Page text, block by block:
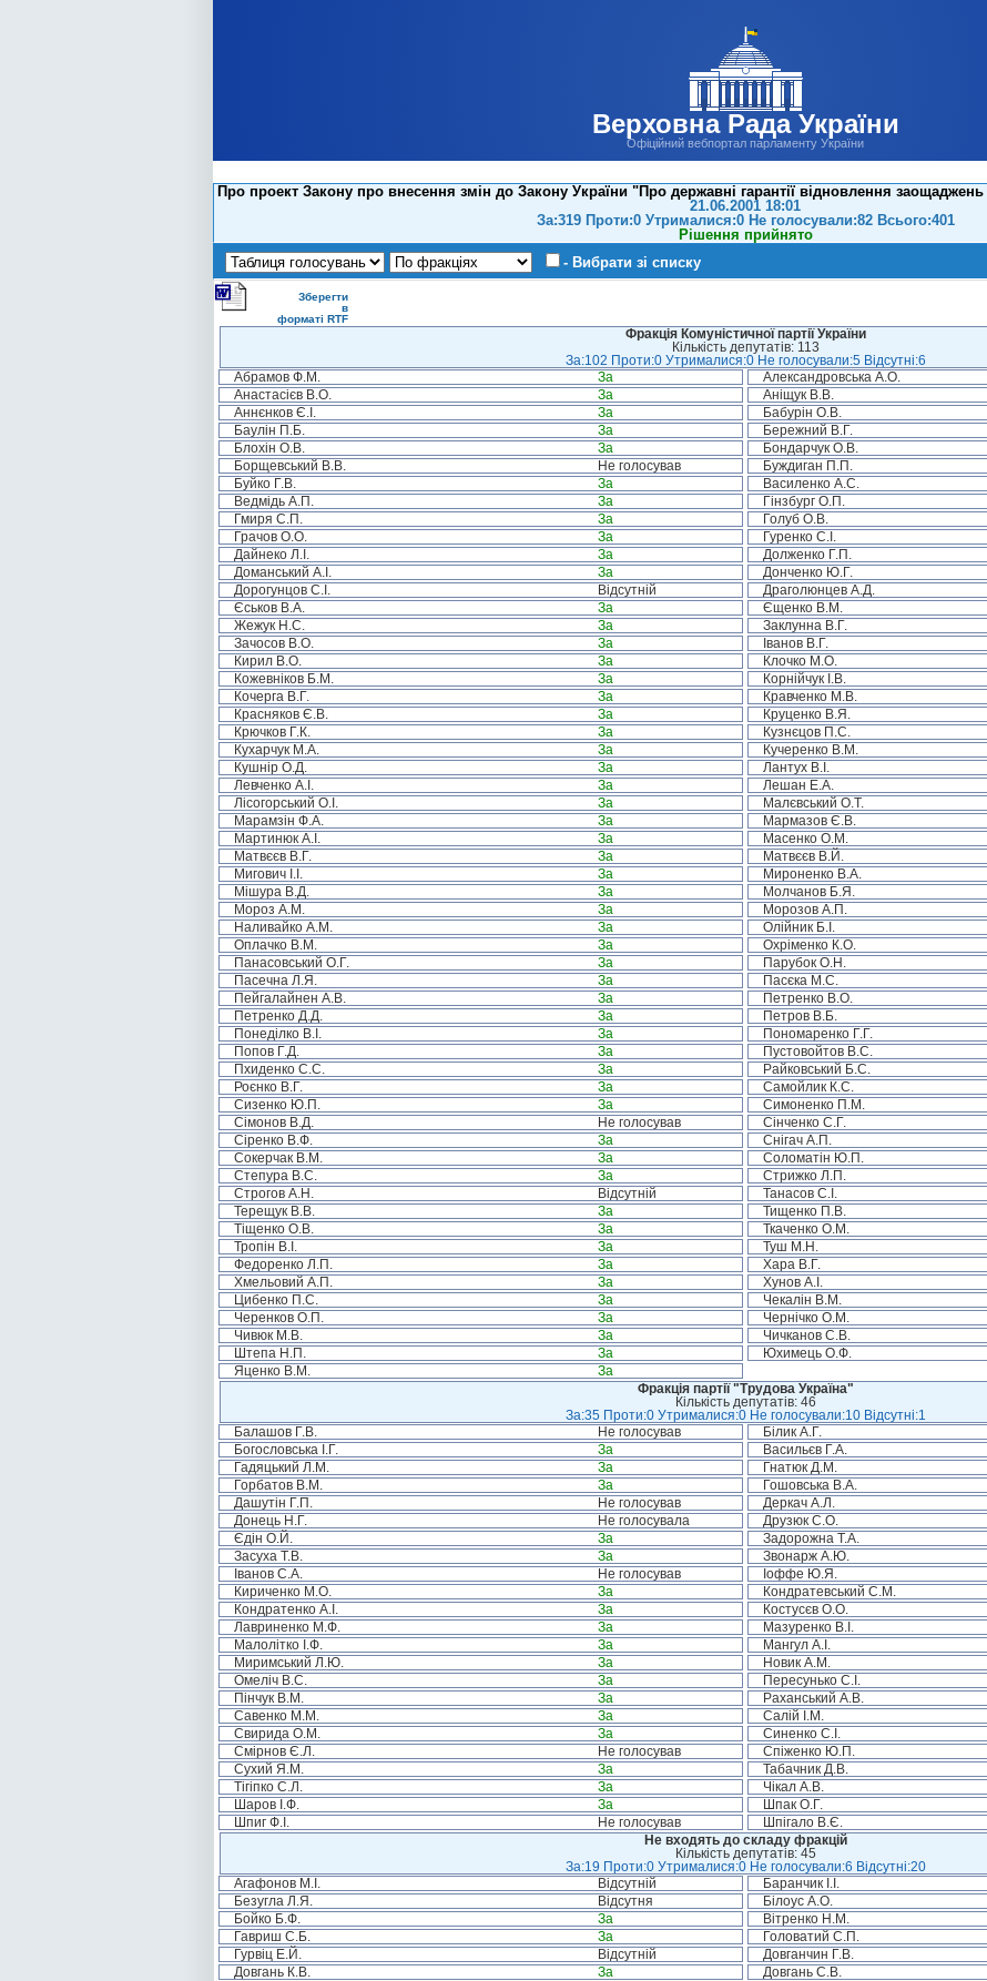
Верховна Рада України
Офіційний вебпортал парламенту України
Про проект Закону про внесення змін до Закону України "Про державні гарантії відновлення
21.06.2001 18:01
За:319 Проти:0 Утрималися:0 Не голосували:82 Всього:401
Рішення прийнято
- Вибрати зі списку
Зберегти
в
форматі RTF
Фракція Комуністичної партії України
Кількість депутатів: 113
За:102 Проти:0 Утрималися:0 Не голосували:5 Відсутні:6
Абрамов Ф.М.
За Александровська А.О.
Анастасієв В.О.
За Аніщук В.В.
Аннєнков Є.І.
За Бабурін О.В.
Баулін П.Б.
За Бережний В.Г.
Блохін О.В.
За Бондарчук О.В.
Борщевський В.В.
Не голосував Буждиган П.П.
Буйко Г.В.
За Василенко А.С.
Ведмідь А.П.
За Гінзбург О.П.
Гмиря С.П.
За Голуб О.В.
Грачов О.О.
За Гуренко С.І.
Дайнеко Л.І.
За Долженко Г.П.
Доманський А.І.
За Донченко Ю.Г.
Дорогунцов С.І.
Відсутній Драголюнцев А.Д.
Єськов В.А.
За Єщенко В.М.
Жежук Н.С.
За Заклунна В.Г.
Зачосов В.О.
За Іванов В.Г.
Кирил В.О.
За Клочко М.О.
Кожевніков Б.М.
За Корнійчук І.В.
Кочерга В.Г.
За Кравченко М.В.
Красняков Є.В.
За Круценко В.Я.
Крючков Г.К.
За Кузнєцов П.С.
Кухарчук М.А.
За Кучеренко В.М.
Кушнір О.Д.
За Лантух В.І.
Левченко А.І.
За Лешан Е.А.
Лісогорський О.І.
За Малєвський О.Т.
Марамзін Ф.А.
За Мармазов Є.В.
Мартинюк А.І.
За Масенко О.М.
Матвєєв В.Г.
За Матвєєв В.Й.
Мигович І.І.
За Мироненко В.А.
Мішура В.Д.
За Молчанов Б.Я.
Мороз А.М.
За Морозов А.П.
Наливайко А.М.
За Олійник Б.І.
Оплачко В.М.
За Охріменко К.О.
Панасовський О.Г.
За Парубок О.Н.
Пасечна Л.Я.
За Пасєка М.С.
Пейгалайнен А.В.
За Петренко В.О.
Петренко Д.Д.
За Петров В.Б.
Понеділко В.І.
За Пономаренко Г.Г.
Попов Г.Д.
За Пустовойтов В.С.
Пхиденко С.С.
За Райковський Б.С.
Роєнко В.Г.
За Самойлик К.С.
Сизенко Ю.П.
За Симоненко П.М.
Сімонов В.Д.
Не голосував Сінченко С.Г.
Сіренко В.Ф.
За Снігач А.П.
Сокерчак В.М.
За Соломатін Ю.П.
Степура В.С.
За Стрижко Л.П.
Строгов А.Н.
Відсутній Танасов С.І.
Терещук В.В.
За Тищенко П.В.
Тіщенко О.В.
За Ткаченко О.М.
Тропін В.І.
За Туш М.Н.
Федоренко Л.П.
За Хара В.Г.
Хмельовий А.П.
За Хунов А.І.
Цибенко П.С.
За Чекалін В.М.
Черенков О.П.
За Чернічко О.М.
Чивюк М.В.
За Чичканов С.В.
Штепа Н.П.
За Юхимець О.Ф.
Яценко В.М.
За
Фракція партії "Трудова Україна"
Кількість депутатів: 46
За:35 Проти:0 Утрималися:0 Не голосували:10 Відсутні:1
Балашов Г.В.
Не голосував Білик А.Г.
Богословська І.Г.
За Васильєв Г.А.
Гадяцький Л.М.
За Гнатюк Д.М.
Горбатов В.М.
За Гошовська В.А.
Дашутін Г.П.
Не голосував Деркач А.Л.
Донець Н.Г.
Не голосувала Друзюк С.О.
Єдін О.Й.
За Задорожна Т.А.
Засуха Т.В.
За Звонарж А.Ю.
Іванов С.А.
Не голосував Іоффе Ю.Я.
Кириченко М.О.
За Кондратевський С.М.
Кондратенко А.І.
За Костусєв О.О.
Лавриненко М.Ф.
За Мазуренко В.І.
Малолітко І.Ф.
За Мангул А.І.
Миримський Л.Ю.
За Новик А.М.
Омеліч В.С.
За Пересунько С.І.
Пінчук В.М.
За Раханський А.В.
Савенко М.М.
За Салій І.М.
Свирида О.М.
За Синенко С.І.
Смірнов Є.Л.
Не голосував Спіженко Ю.П.
Сухий Я.М.
За Табачник Д.В.
Тігіпко С.Л.
За Чікал А.В.
Шаров І.Ф.
За Шпак О.Г.
Шпиг Ф.І.
Не голосував Шпігало В.Є.
Не входять до складу фракцій
Кількість депутатів: 45
За:19 Проти:0 Утрималися:0 Не голосували:6 Відсутні:20
Агафонов М.І.
Відсутній Баранчик І.І.
Безугла Л.Я.
Відсутня Білоус А.О.
Бойко Б.Ф.
За Вітренко Н.М.
Гавриш С.Б.
За Головатий С.П.
Гурвіц Е.Й.
Відсутній Довганчин Г.В.
Довгань К.В.
За Довгань С.В.